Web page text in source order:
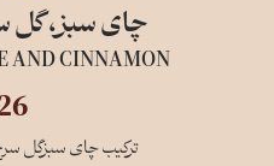
چای سبز، گل
AND CINNAMON
ترکیب چای سبزگل سرخ،